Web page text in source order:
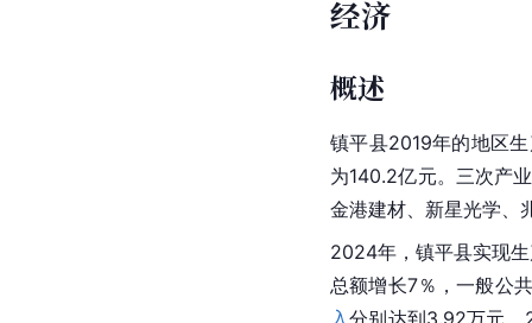
经济
概述
镇平县2019年的地区
为140.2亿元。三次产
金港建材、新星光学、
2024年，镇平县实现
总额增长7％，一般公
入分别达到3.92万元、